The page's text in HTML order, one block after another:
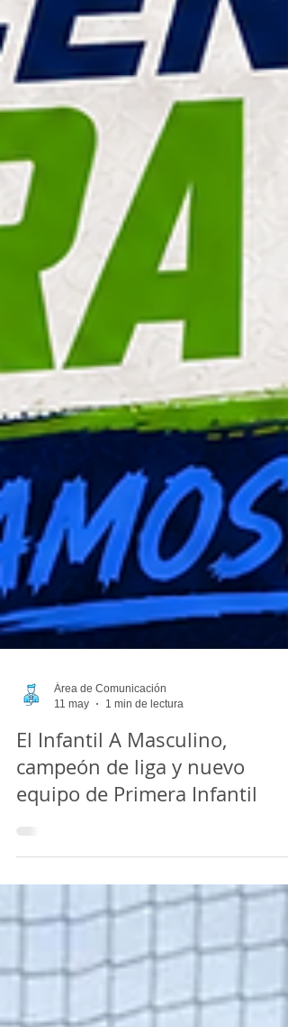
Área de Comunicación
11 may
1 min de lectura
El Infantil A Masculino,
campeón de liga y nuevo